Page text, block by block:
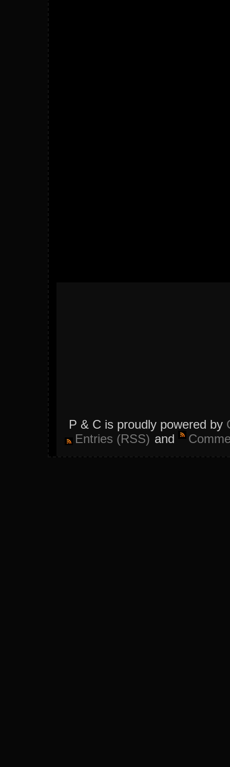
P & C is proudly powered by
Entries (RSS) and